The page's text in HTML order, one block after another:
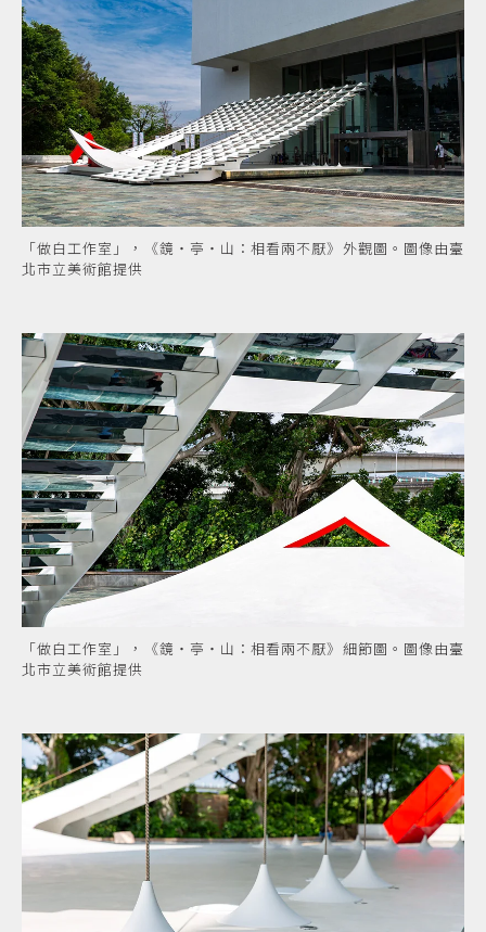
「做白工作室」，《鏡・亭・山：相看兩不厭》外觀圖。圖像由臺
北市立美術館提供
「做白工作室」，《鏡・亭・山：相看兩不厭》細節圖。圖像由臺
北市立美術館提供